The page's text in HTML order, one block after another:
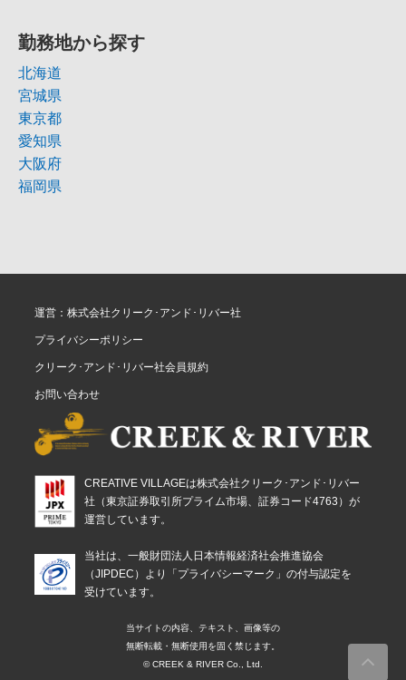
勤務地から探す
北海道
宮城県
東京都
愛知県
大阪府
福岡県
運営：株式会社クリーク･アンド･リバー社
プライバシーポリシー
クリーク･アンド･リバー社会員規約
お問い合わせ
CREATIVE VILLAGEは株式会社クリーク･アンド･リバー
社（東京証券取引所プライム市場、証券コード4763）が
運営しています。
当社は、一般財団法人日本情報経済社会推進協会
（JIPDEC）より「プライバシーマーク」の付与認定を
受けています。
当サイトの内容、テキスト、画像等の
無断転載・無断使用を固く禁じます。
© CREEK & RIVER Co., Ltd.